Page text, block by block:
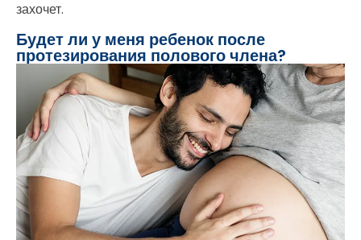
захочет.
Будет ли у меня ребенок после
протезирования полового члена?